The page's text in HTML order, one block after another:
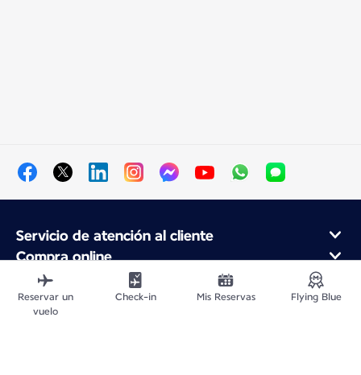
Servicio de atención al cliente
Compra online
Programa de fidelidad y socios
Acerca de Air France
Aplicación móvil Air France
Reservar un
vuelo
Check-in Mis Reservas Flying Blue